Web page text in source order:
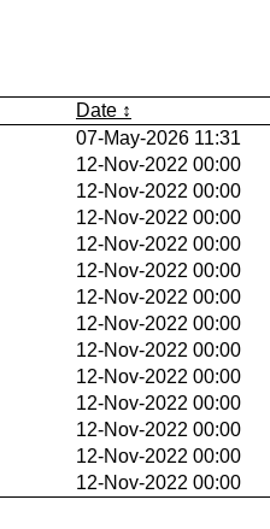
Date
07-May-2026 11:31
12-Nov-2022 00:00
12-Nov-2022 00:00
12-Nov-2022 00:00
12-Nov-2022 00:00
12-Nov-2022 00:00
12-Nov-2022 00:00
12-Nov-2022 00:00
12-Nov-2022 00:00
12-Nov-2022 00:00
12-Nov-2022 00:00
12-Nov-2022 00:00
12-Nov-2022 00:00
12-Nov-2022 00:00